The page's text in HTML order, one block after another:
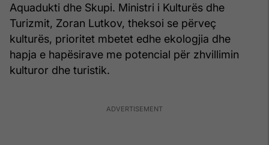
Aquadukti dhe Skupi. Ministri i Kulturës dhe
Turizmit, Zoran Lutkov, theksoi se përveç
kulturës, prioritet mbetet edhe ekologjia dhe
hapja e hapësirave me potencial për zhvillimin
kulturor dhe turistik.